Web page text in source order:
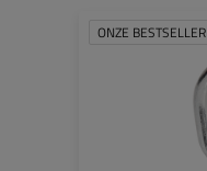
ONZE BESTSELLER